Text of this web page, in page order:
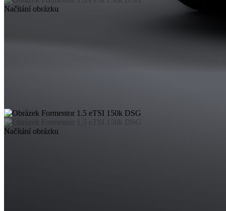
Načítání obrázku
Načítání obrázku